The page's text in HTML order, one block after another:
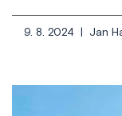
9. 8. 2024 | Jan